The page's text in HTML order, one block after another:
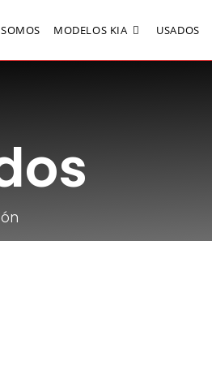
MODELOS KIA USADOS